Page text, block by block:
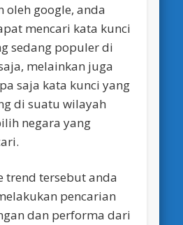
oleh google, anda
mencari kata kunci
sedang populer di
melainkan juga
saja kata kunci yang
di suatu wilayah
negara yang
trend tersebut anda
pencarian
dan performa dari